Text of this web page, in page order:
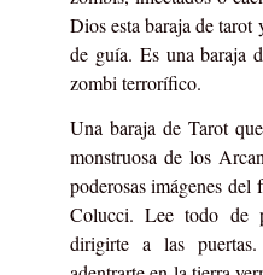
Dios esta baraja de tarot
de guía. Es una baraja
zombi terrorífico.
Una baraja de Tarot
monstruosa de los
poderosas imágenes
Colucci. Lee todo de
dirigirte a las